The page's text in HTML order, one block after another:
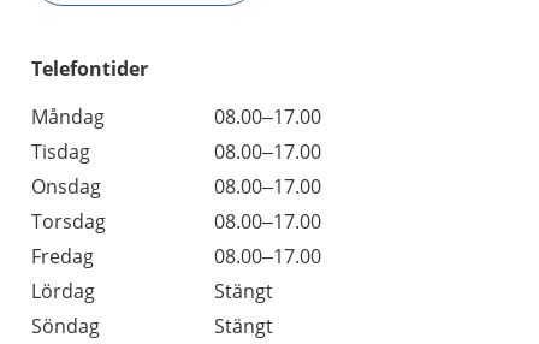
Telefontider
Måndag
08.00–17.00
Tisdag
08.00–17.00
Onsdag
08.00–17.00
Torsdag
08.00–17.00
Fredag
08.00–17.00
Lördag
Stängt
Söndag
Stängt